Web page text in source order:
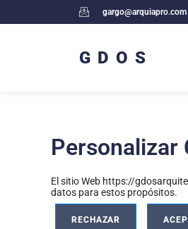
gargo@arquiapro.com
GDOS
Personalizar
El sitio Web https://
datos para estos propósitos.
RECHAZAR